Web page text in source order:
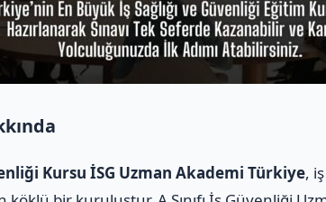
Kursu İSG Uzman Akademi Türkiye,